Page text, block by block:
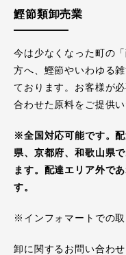
鰹節類卸売業
今は少なくなった町の
方へ、鰹節やいわゆる
ております。お客様が
合わせた原料をご提供い
※全国対応可能です。
県、京都府、和歌山県
ます。配達エリア外で
す。
※インフォマートでの取
卸に関するお問い合わ